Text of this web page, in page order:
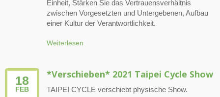
Einheit, Stärken Sie das Vertrauensverhältnis
zwischen Vorgesetzten und Untergebenen, Aufbau
einer Kultur der Verantwortlichkeit.
Weiterlesen
18
FEB
*Verschieben* 2021 Taipei Cycle Show
TAIPEI CYCLE verschiebt physische Show.